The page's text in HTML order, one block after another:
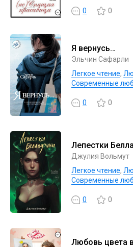
0 0
Я вернусь…
Эльчин Сафарли
Легкое чтение,
Современные
0 0
Лепестки
Джулия Вольмут
Легкое чтение,
Современные
0 0
Любовь цвета